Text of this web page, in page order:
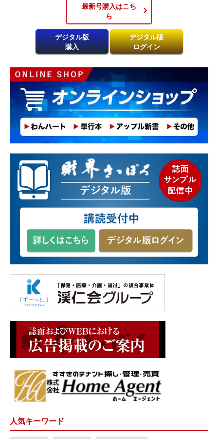
最新号購入はこち
ら​
デジタル版
購入
デジタル版
ログイン
人気キーワード